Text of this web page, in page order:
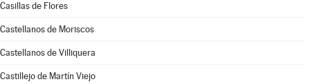
Casillas de Flores
Castellanos de Moriscos
Castellanos de Villiquera
Castillejo de Martín Viejo